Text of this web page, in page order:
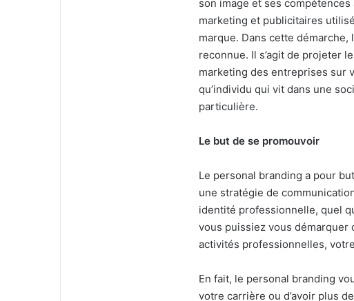
son image et ses
marketing et publicitaires
marque. Dans cette
reconnue. Il s’agit de projeter
marketing des entreprises sur
qu’individu qui vit dans une
particulière.
Le but de se promouvoir
Le personal branding a pour
une stratégie de
identité professionnelle, quel
vous puissiez vous
activités professionnelles,
En fait, le personal branding
votre carrière ou d’avoir plus